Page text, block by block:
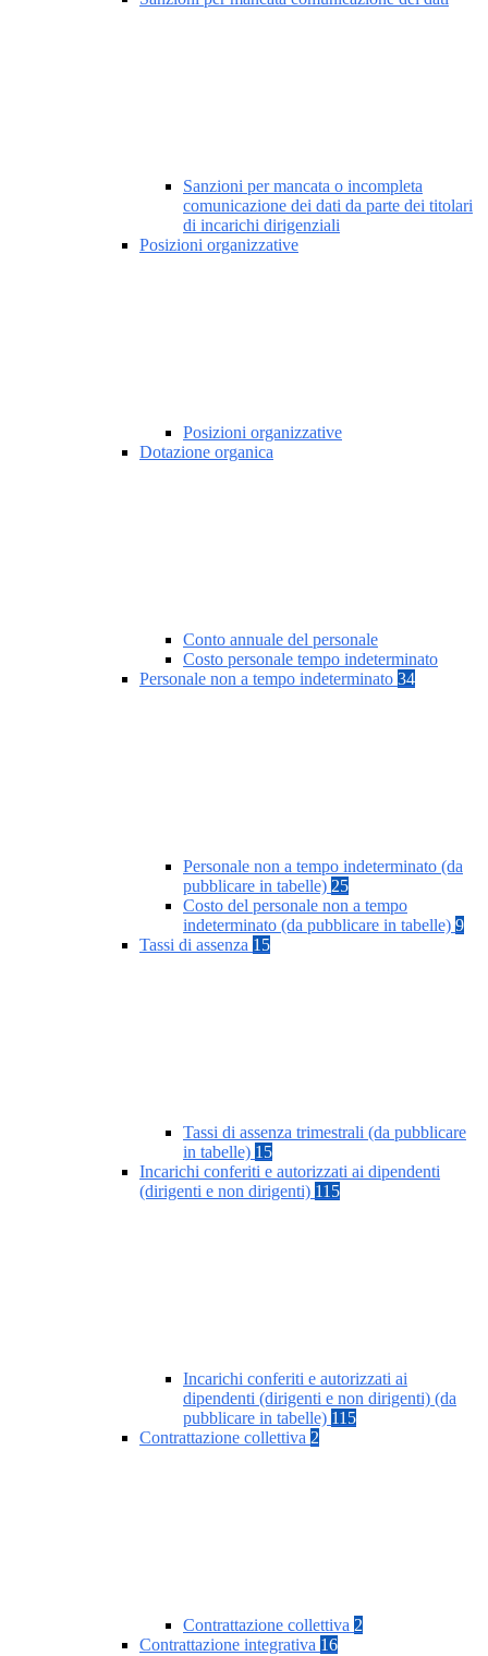
Sanzioni per mancata o incompleta
comunicazione dei dati da parte dei titolari
di incarichi dirigenziali
Posizioni organizzative
Posizioni organizzative
Dotazione organica
Conto annuale del personale
Costo personale tempo indeterminato
Personale non a tempo indeterminato 34
Personale non a tempo indeterminato (da
pubblicare in tabelle) 25
Costo del personale non a tempo
indeterminato (da pubblicare in tabelle) 9
Tassi di assenza 15
Tassi di assenza trimestrali (da pubblicare
in tabelle) 15
Incarichi conferiti e autorizzati ai dipendenti
(dirigenti e non dirigenti) 115
Incarichi conferiti e autorizzati ai
dipendenti (dirigenti e non dirigenti) (da
pubblicare in tabelle) 115
Contrattazione collettiva 2
Contrattazione collettiva 2
Contrattazione integrativa 16